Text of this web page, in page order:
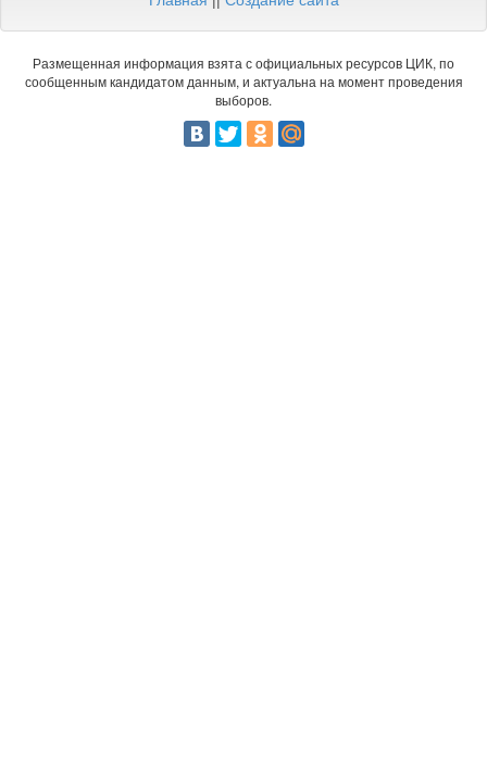
Размещенная информация взята с официальных ресурсов ЦИК, по
сообщенным кандидатом данным, и актуальна на момент проведения
выборов.